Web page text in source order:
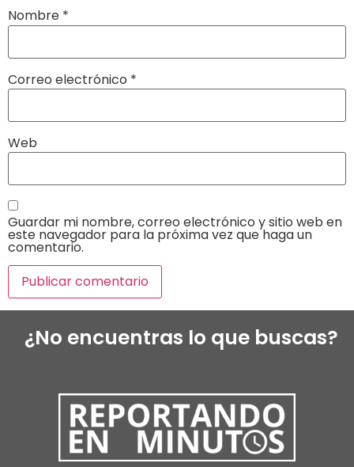
Nombre *
Correo electrónico *
Web
Guardar mi nombre, correo electrónico y sitio web en
este navegador para la próxima vez que haga un
comentario.
¿No encuentras lo que buscas?